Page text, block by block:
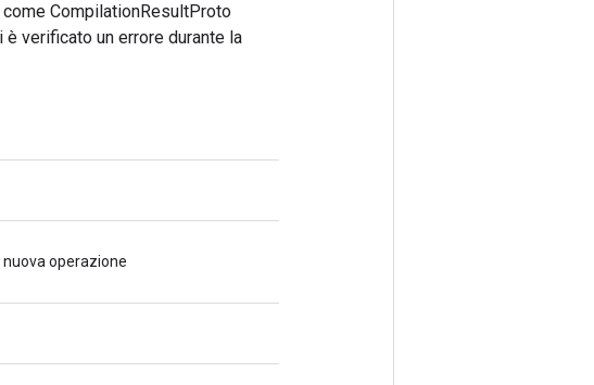
CompilationResultProto
verificato un errore durante la
operazione